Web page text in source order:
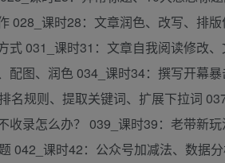
028_课时28：文章润色、改写、排
式 031_课时31：文章自我阅读修改
配图、润色 034_课时34：撰写开幕
名规则、提取关键词、扩展下拉词
收录怎么办？ 039_课时39：老带新
042_课时42：公众号加减法、数据